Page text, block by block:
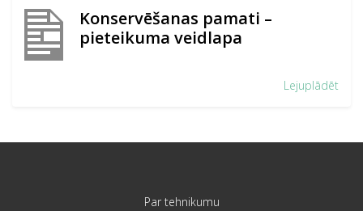
Konservēšanas pamati –
pieteikuma veidlapa
Lejuplādēt
Par tehnikumu